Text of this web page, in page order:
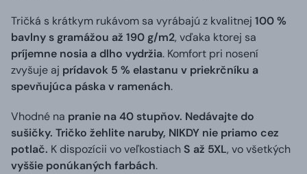
Tričká s krátkym rukávom sa vyrábajú z kvalitnej 100 %
bavlny s gramážou až 190 g/m2, vďaka ktorej sa
príjemne nosia a dlho vydržia. Komfort pri nosení
zvyšuje aj prídavok 5 % elastanu v priekrčníku a
spevňujúca páska v ramenách.
Vhodné na pranie na 40 stupňov. Nedávajte do
sušičky. Tričko žehlite naruby, NIKDY nie priamo cez
potlač. K dispozícii vo veľkostiach S až 5XL, vo všetkých
vyššie ponúkaných farbách.